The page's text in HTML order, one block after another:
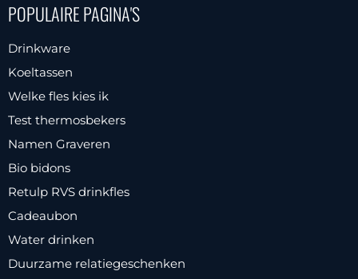
POPULAIRE PAGINA'S
Drinkware
Koeltassen
Welke fles kies ik
Test thermosbekers
Namen Graveren
Bio bidons
Retulp RVS drinkfles
Cadeaubon
Water drinken
Duurzame relatiegeschenken